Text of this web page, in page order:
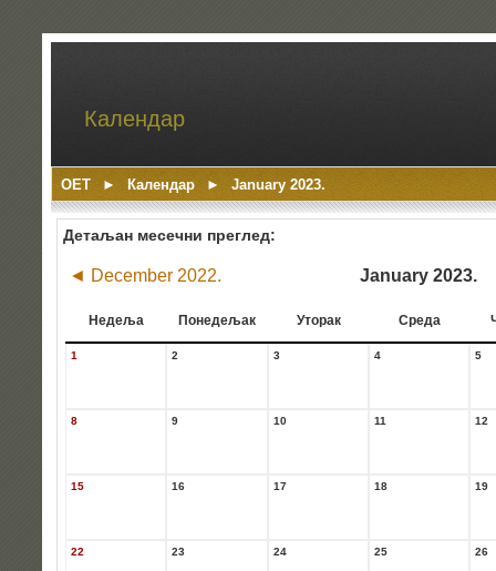
Календар
ОЕТ ► Календар ► January 2023.
Детаљан месечни преглед:
◄ December 2022. January 2023.
Недеља Понедељак Уторак Среда
1 2 3 4 5
8 9 10 11 12
15 16 17 18 19
22 23 24 25 26